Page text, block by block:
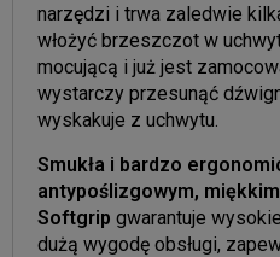
narzędzi i trwa zaledwie
włożyć brzeszczot w
mocującą i już jest
wystarczy przesunąć
wyskakuje z uchwytu.
Smukła i bardzo
antypoślizgowym,
Softgrip gwarantuje
dużą wygodę obsługi,